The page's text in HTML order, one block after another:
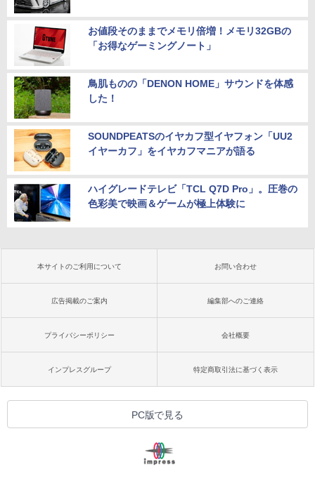
お値段そのままでメモリ倍増！メモリ32GBの
「お得なゲーミングノート」
鳥肌ものの「DENON HOME」サウンドを体感
した！
SOUNDPEATSのイヤカフ型イヤフォン「UU2
イヤーカフ」をイヤカフマニアが語る
ハイグレードテレビ「TCL Q7D Pro」。圧巻の
色彩美で映画＆ゲームが極上体験に
本サイトのご利用について お問い合わせ
広告掲載のご案内 編集部へのご連絡
プライバシーポリシー 会社概要
インプレスグループ 特定商取引法に基づく表示
PC版で見る